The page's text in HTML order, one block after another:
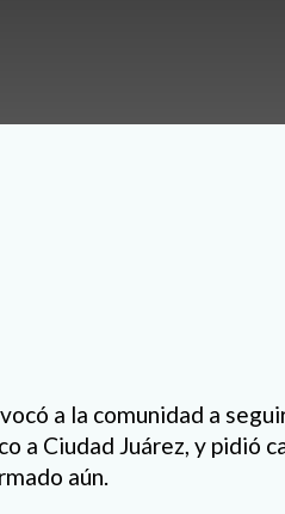
a la comunidad a
a Ciudad Juárez, y pidió
aún.